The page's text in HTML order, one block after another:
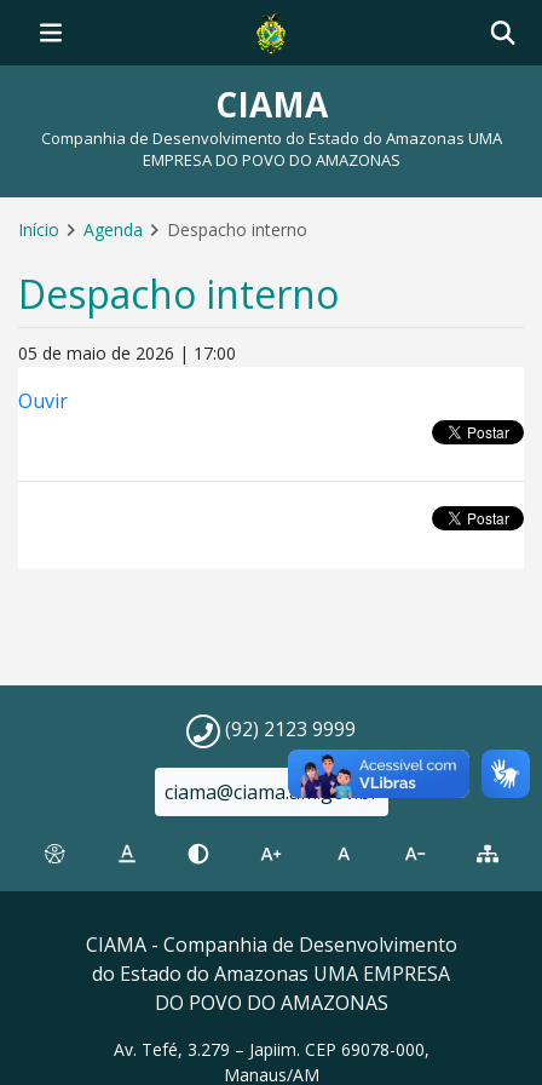
CIAMA
Companhia de Desenvolvimento do Estado do Amazonas UMA
EMPRESA DO POVO DO AMAZONAS
Início Agenda Despacho interno
Despacho interno
05 de maio de 2026 | 17:00
Ouvir
(92) 2123 9999
ciama@ciama.am.gov.br
CIAMA - Companhia de Desenvolvimento
do Estado do Amazonas UMA EMPRESA
DO POVO DO AMAZONAS
Av. Tefé, 3.279 – Japiim. CEP 69078-000,
Manaus/AM